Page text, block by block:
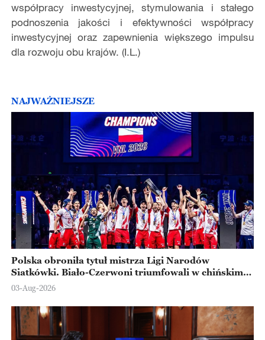
współpracy inwestycyjnej, stymulowania i stałego
podnoszenia jakości i efektywności współpracy
inwestycyjnej oraz zapewnienia większego impulsu
dla rozwoju obu krajów. (I.L.)
NAJWAŻNIEJSZE
Polska obroniła tytuł mistrza Ligi Narodów
Siatkówki. Biało-Czerwoni triumfowali w chińskim
Ningbo
03-Aug-2026